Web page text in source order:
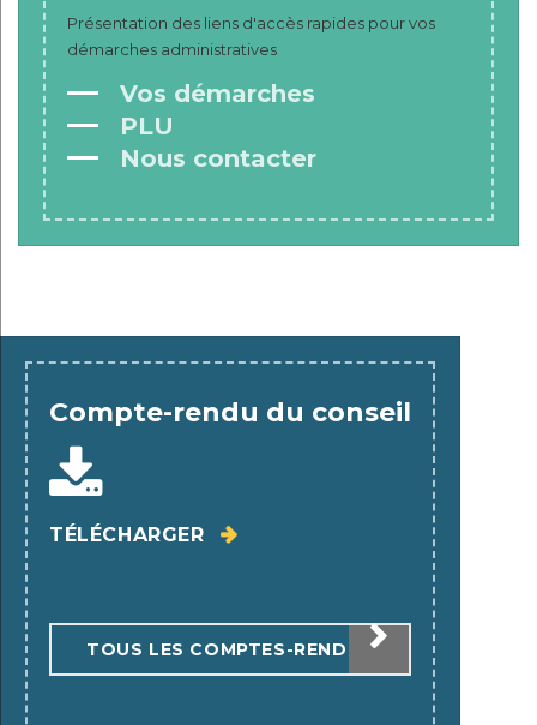
Présentation des liens d'accès rapides pour vos
démarches administratives
Vos démarches
PLU
Nous contacter
Compte-rendu du conseil
TÉLÉCHARGER
TOUS LES COMPTES-RENDUS